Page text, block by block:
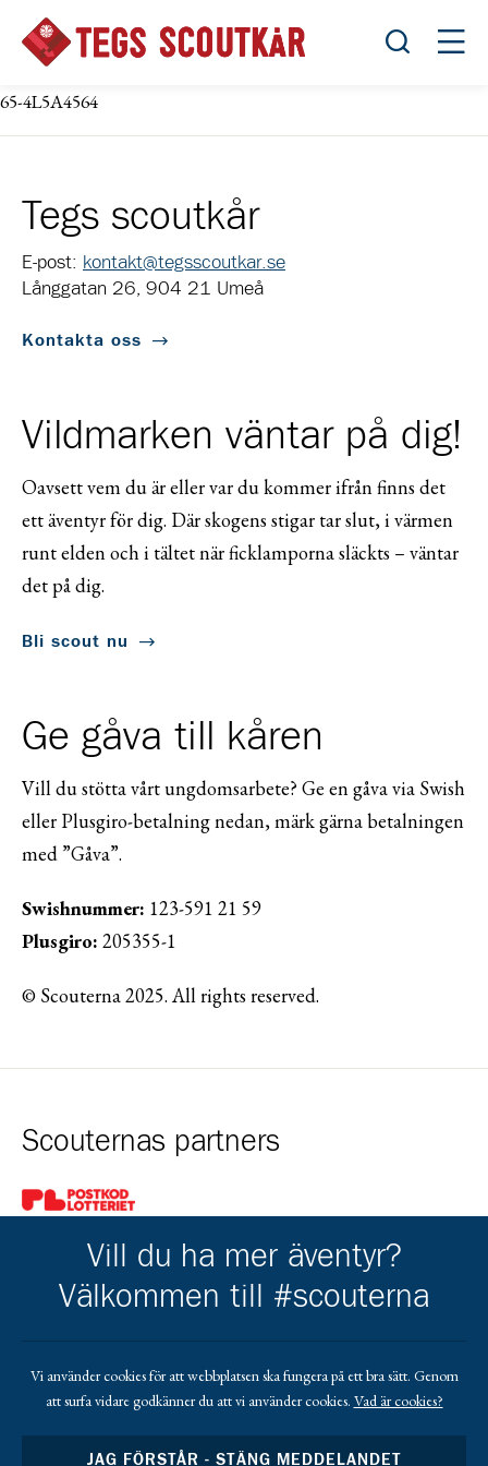
Öppna
65-4L5A4564
Tegs scoutkår
E-post: kontakt@tegsscoutkar.se
Långgatan 26, 904 21 Umeå
Kontakta oss
Vildmarken väntar på dig!
Oavsett vem du är eller var du kommer ifrån finns det
ett äventyr för dig. Där skogens stigar tar slut, i värmen
runt elden och i tältet när ficklamporna släckts – väntar
det på dig.
Bli scout nu
Ge gåva till kåren
Vill du stötta vårt ungdomsarbete? Ge en gåva via Swish
eller Plusgiro-betalning nedan, märk gärna betalningen
med ”Gåva”.
Swishnummer: 123-591 21 59
Plusgiro: 205355-1
© Scouterna 2025. All rights reserved.
Scouternas partners
Gå till pl_50
Gå till https://www.mera.se/Gå till https://www.lansforsakringar.se/
Gå till https://
Vill du ha mer äventyr?
Välkommen till #scouterna
Vi använder cookies för att webbplatsen ska fungera på ett bra sätt. Genom
att surfa vidare godkänner du att vi använder cookies. Vad är cookies?
JAG FÖRSTÅR - STÄNG MEDDELANDET